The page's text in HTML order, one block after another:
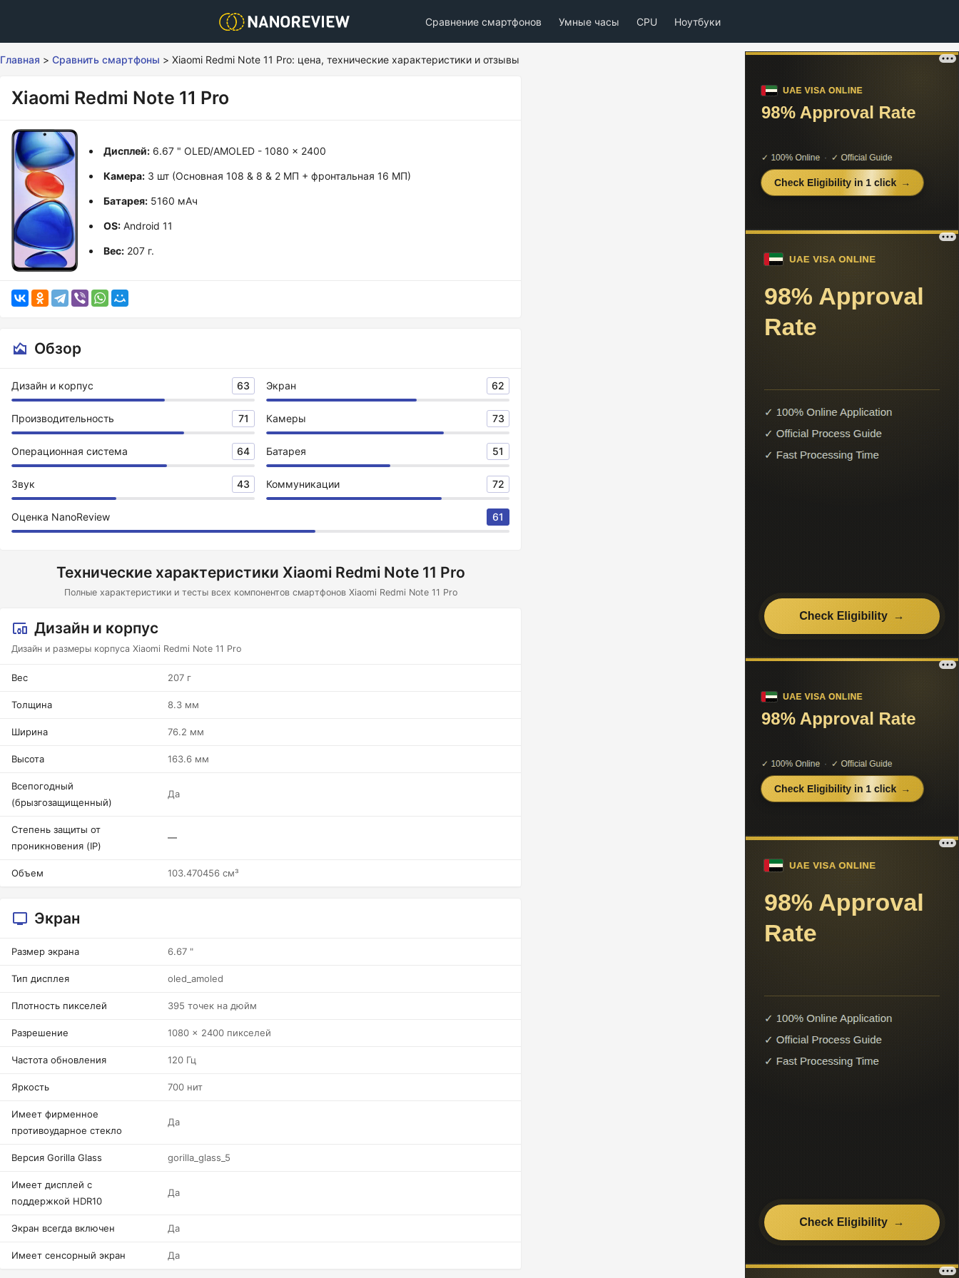
Сравнение смартфонов Умные часы CPU Ноутбуки
Главная > Сравнить смартфоны > Xiaomi Redmi Note 11 Pro: цена, технические характеристики и отзывы
Xiaomi Redmi Note 11 Pro
Дисплей:6.67 " OLED/AMOLED - 1080 x 2400
Камера:3 шт (Основная 108 & 8 & 2 МП + фронтальная 16 МП)
Батарея:5160 мАч
OS:Android 11
Вес:207 г.
Обзор
Дизайн и корпус 63 Экран 62
Производительность 71 Камеры 73
Операционная система 64 Батарея 51
Звук 43 Коммуникации 72
Оценка NanoReview 61
Технические характеристики Xiaomi Redmi Note 11 Pro
Полные характеристики и тесты всех компонентов смартфонов Xiaomi Redmi Note 11 Pro
Дизайн и корпус
Дизайн и размеры корпуса Xiaomi Redmi Note 11 Pro
Вес 207 г
Толщина 8.3 мм
Ширина 76.2 мм
Высота 163.6 мм
Всепогодный
(брызгозащищенный)
Да
Степень защиты от
проникновения (IP)
—
Объем 103.470456 см³
Экран
Размер экрана 6.67 "
Тип дисплея oled_amoled
Плотность пикселей 395 точек на дюйм
Разрешение 1080 x 2400 пикселей
Частота обновления 120 Гц
Яркость 700 нит
Имеет фирменное
противоударное стекло
Да
Версия Gorilla Glass gorilla_glass_5
Имеет дисплей с
поддержкой HDR10
Да
Экран всегда включен Да
Имеет сенсорный экран Да